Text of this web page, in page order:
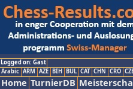
Logged on: Gast
Arabic ARM AZE BIH BUL CAT CHN CRO
Home TurnierDB